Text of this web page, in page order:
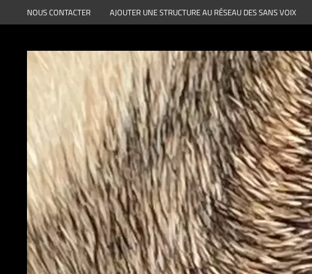
au
NOUS CONTACTER AJOUTER UNE STRUCTURE AU RÉSEAU DES SANS VOIX